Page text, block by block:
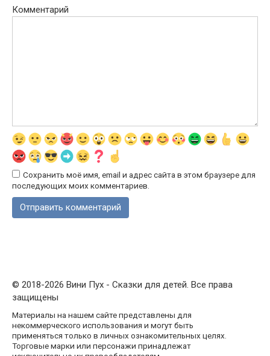
Комментарий
Сохранить моё имя, email и адрес сайта в этом браузере для
последующих моих комментариев.
© 2018-2026 Вини Пух - Сказки для детей. Все права
защищены
Материалы на нашем сайте представлены для
некоммерческого использования и могут быть
применяться только в личных ознакомительных целях.
Торговые марки или персонажи принадлежат